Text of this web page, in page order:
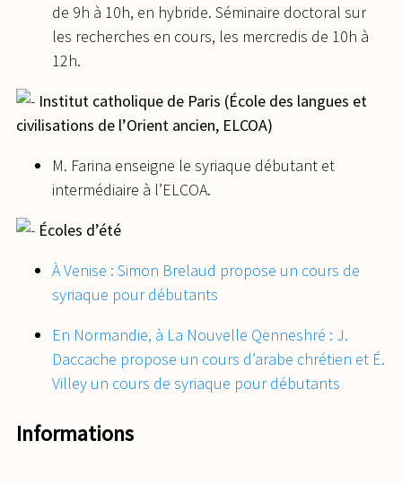
de 9h à 10h, en hybride. Séminaire doctoral sur
les recherches en cours, les mercredis de 10h à
12h.
Institut catholique de Paris (École des langues et
civilisations de l’Orient ancien, ELCOA)
M. Farina enseigne le syriaque débutant et
intermédiaire à l’ELCOA.
Écoles d’été
À Venise : Simon Brelaud propose un cours de
syriaque pour débutants
En Normandie, à La Nouvelle Qenneshré : J.
Daccache propose un cours d’arabe chrétien et É.
Villey un cours de syriaque pour débutants
Informations